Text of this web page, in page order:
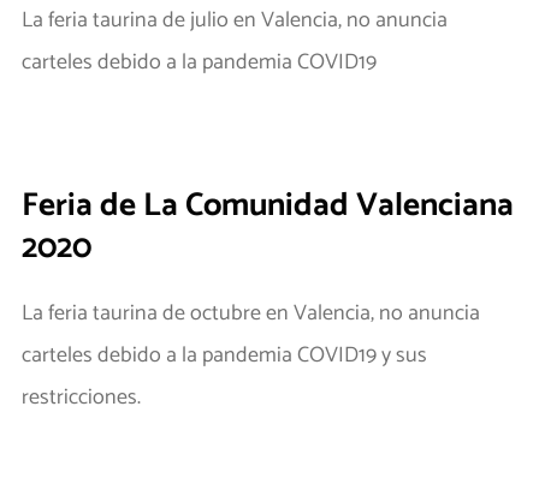
La feria taurina de julio en Valencia, no anuncia
carteles debido a la pandemia COVID19
Feria de La Comunidad Valenciana
2020
La feria taurina de octubre en Valencia, no anuncia
carteles debido a la pandemia COVID19 y sus
restricciones.